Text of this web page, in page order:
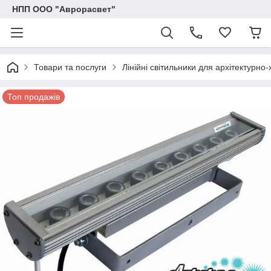
НПП ООО "Аврорасвет"
Товари та послуги Лінійні світильники для
Топ продажів